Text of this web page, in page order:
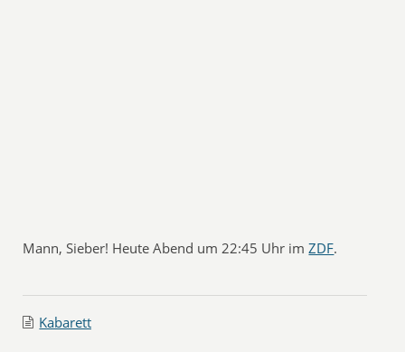
Mann, Sieber! Heute Abend um 22:45 Uhr imZDF.
Kabarett